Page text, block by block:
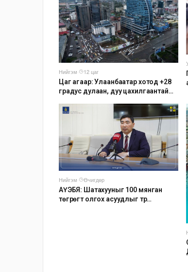
Нийгэм·
12 цаг
Цаг агаар: Улаанбаатар хотод +28
градус дулаан, дуу цахилгаантай
Нийгэм·
Өчигдөр
АҮЭБЯ: Шатахууныг 100 мянган
төгрөгт олгох асуудлыг түр